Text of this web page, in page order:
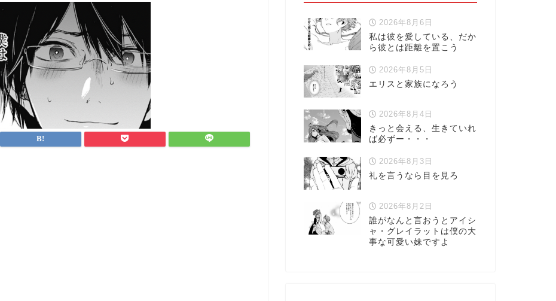
2026年8月6日
私は彼を愛している、だか
ら彼とは距離を置こう
2026年8月5日
エリスと家族になろう
2026年8月4日
きっと会える、生きていれ
ば必ずー・・・
2026年8月3日
礼を言うなら目を見ろ
2026年8月2日
誰がなんと言おうとアイシ
ャ・グレイラットは僕の大
事な可愛い妹ですよ